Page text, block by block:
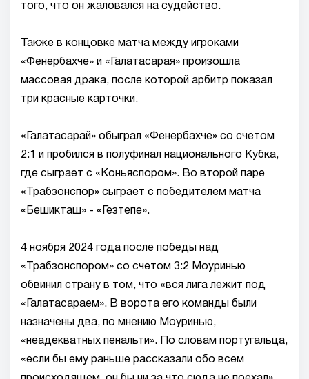
того, что он жаловался на судейство.
Также в концовке матча между игроками
«Фенербахче» и «Галатасарая» произошла
массовая драка, после которой арбитр показал
три красные карточки.
«Галатасарай» обыграл «Фенербахче» со счетом
2:1 и пробился в полуфинал национального Кубка,
где сыграет с «Коньяспором». Во второй паре
«Трабзонспор» сыграет с победителем матча
«Бешикташ» - «Гезтепе».
4 ноября 2024 года после победы над
«Трабзонспором» со счетом 3:2 Моуринью
обвинил страну в том, что «вся лига лежит под
«Галатасараем». В ворота его команды были
назначены два, по мнению Моуринью,
«неадекватных пенальти». По словам португальца,
«если бы ему раньше рассказали обо всем